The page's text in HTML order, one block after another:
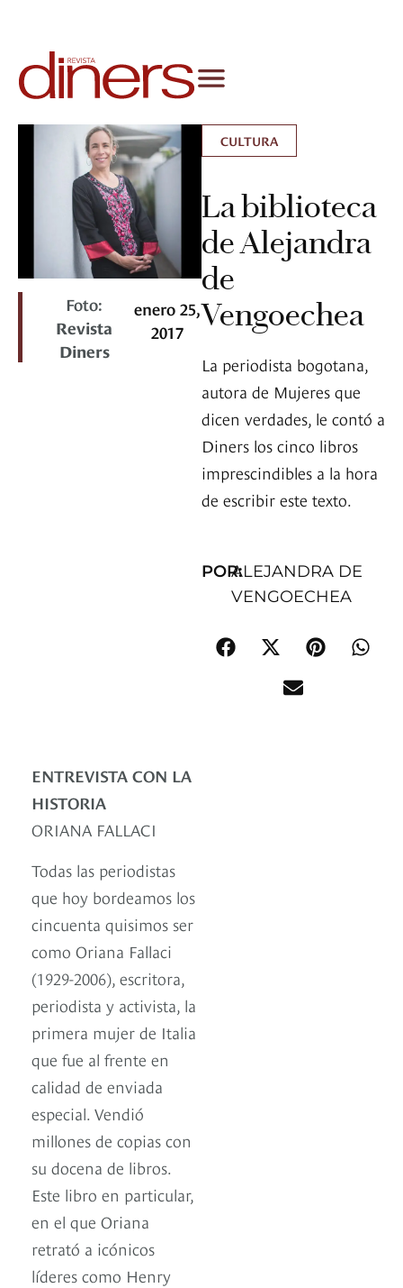
Foto:
Revista
Diners
enero 25,
2017
CULTURA
La biblioteca
de Alejandra
de
Vengoechea
La periodista bogotana,
autora de Mujeres que
dicen verdades, le contó a
Diners los cinco libros
imprescindibles a la hora
de escribir este texto.
POR:ALEJANDRA DE
VENGOECHEA
ENTREVISTA CON LA
HISTORIA
ORIANA FALLACI
Todas las periodistas
que hoy bordeamos los
cincuenta quisimos ser
como Oriana Fallaci
(1929-2006), escritora,
periodista y activista, la
primera mujer de Italia
que fue al frente en
calidad de enviada
especial. Vendió
millones de copias con
su docena de libros.
Este libro en particular,
en el que Oriana
retrató a icónicos
líderes como Henry